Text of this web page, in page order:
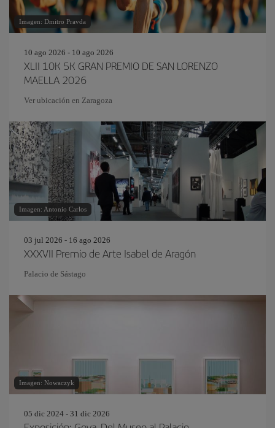
Imagen: Dmitro Pravda
10 ago 2026 - 10 ago 2026
XLII 10K 5K GRAN PREMIO DE SAN LORENZO
MAELLA 2026
Ver ubicación en Zaragoza
Imagen: Antonio Carlos
03 jul 2026 - 16 ago 2026
XXXVII Premio de Arte Isabel de Aragón
Palacio de Sástago
Imagen: Nowaczyk
05 dic 2024 - 31 dic 2026